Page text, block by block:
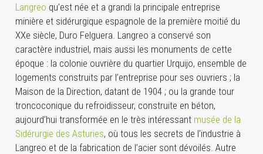
Langreo qu’est née et a grandi la principale entreprise
minière et sidérurgique espagnole de la première moitié du
XXe siècle, Duro Felguera. Langreo a conservé son
caractère industriel, mais aussi les monuments de cette
époque : la colonie ouvrière du quartier Urquijo, ensemble de
logements construits par l’entreprise pour ses ouvriers ; la
Maison de la Direction, datant de 1904 ; ou la grande tour
troncoconique du refroidisseur, construite en béton,
aujourd’hui transformée en le très intéressant musée de la
Sidérurgie des Asturies, où tous les secrets de l’industrie à
Langreo et de la fabrication de l’acier sont dévoilés. Autre